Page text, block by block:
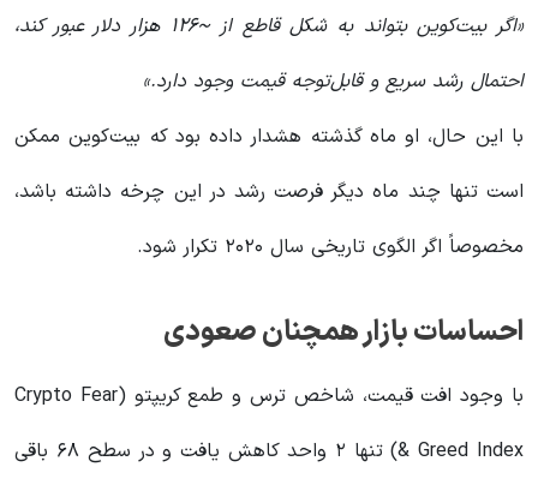
«اگر بیت‌کوین بتواند به شکل قاطع از ~۱۲۶ هزار دلار عبور کند،
احتمال رشد سریع و قابل‌توجه قیمت وجود دارد.»
با این حال، او ماه گذشته هشدار داده بود که بیت‌کوین ممکن
است تنها چند ماه دیگر فرصت رشد در این چرخه داشته باشد،
مخصوصاً اگر الگوی تاریخی سال ۲۰۲۰ تکرار شود.
احساسات بازار همچنان صعودی
با وجود افت قیمت، شاخص ترس و طمع کریپتو (Crypto Fear
& Greed Index) تنها ۲ واحد کاهش یافت و در سطح ۶۸ باقی